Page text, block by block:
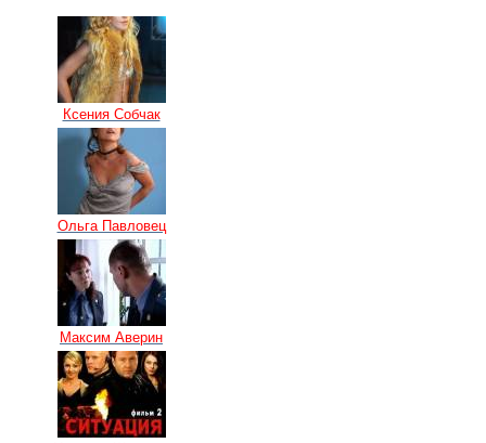
Ксения Собчак
Ольга Павловец
Максим Аверин